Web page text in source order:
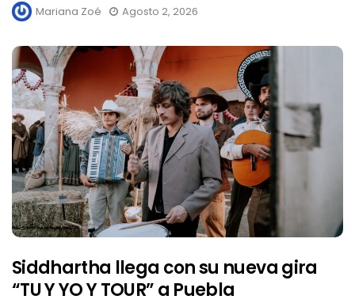
Mariana Zoé Agosto 2, 2026
Siddhartha llega con su nueva gira
“TU Y YO Y TOUR” a Puebla